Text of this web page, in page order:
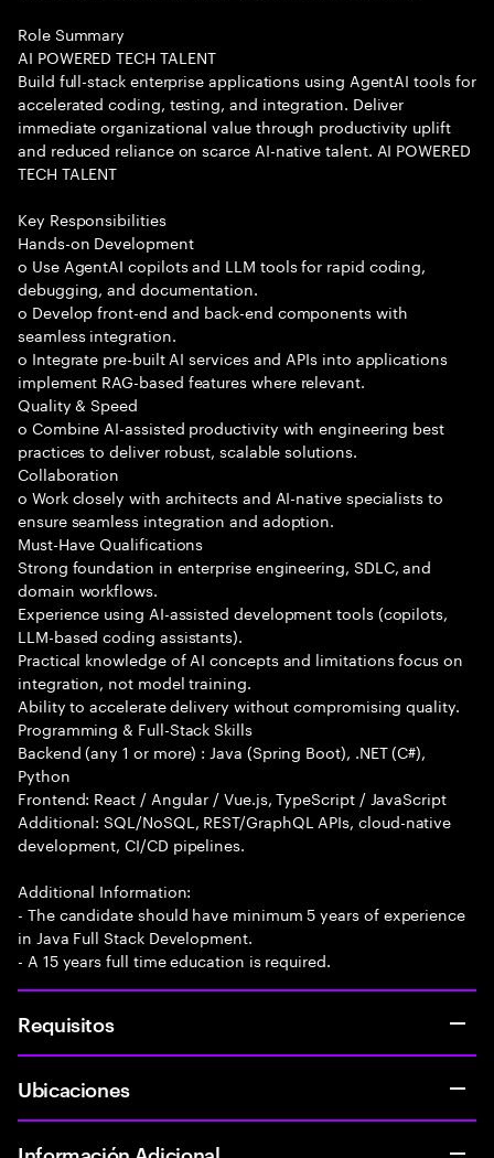
Role Summary
AI POWERED TECH TALENT
Build full-stack enterprise applications using AgentAI tools for
accelerated coding, testing, and integration. Deliver
immediate organizational value through productivity uplift
and reduced reliance on scarce AI-native talent. AI POWERED
TECH TALENT
Key Responsibilities
Hands-on Development
o Use AgentAI copilots and LLM tools for rapid coding,
debugging, and documentation.
o Develop front-end and back-end components with
seamless integration.
o Integrate pre-built AI services and APIs into applications
implement RAG-based features where relevant.
Quality & Speed
o Combine AI-assisted productivity with engineering best
practices to deliver robust, scalable solutions.
Collaboration
o Work closely with architects and AI-native specialists to
ensure seamless integration and adoption.
Must-Have Qualifications
Strong foundation in enterprise engineering, SDLC, and
domain workflows.
Experience using AI-assisted development tools (copilots,
LLM-based coding assistants).
Practical knowledge of AI concepts and limitations focus on
integration, not model training.
Ability to accelerate delivery without compromising quality.
Programming & Full-Stack Skills
Backend (any 1 or more) : Java (Spring Boot), .NET (C#),
Python
Frontend: React / Angular / Vue.js, TypeScript / JavaScript
Additional: SQL/NoSQL, REST/GraphQL APIs, cloud-native
development, CI/CD pipelines.
Additional Information:
- The candidate should have minimum 5 years of experience
in Java Full Stack Development.
- A 15 years full time education is required.
Requisitos
Ubicaciones